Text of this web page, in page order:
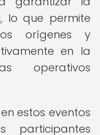
lo que permite
orígenes y
en la
operativos
estos eventos